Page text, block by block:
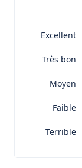
Excellent
Très bon
Moyen
Faible
Terrible